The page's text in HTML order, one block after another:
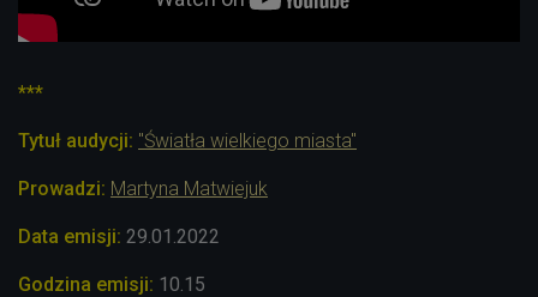
***
Tytuł audycji: "Światła wielkiego miasta"
Prowadzi: Martyna Matwiejuk
Data emisji: 29.01.2022
Godzina emisji: 10.15